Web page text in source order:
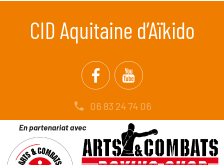
CID Aquitaine d’Aïkido
06 83 24 74 06